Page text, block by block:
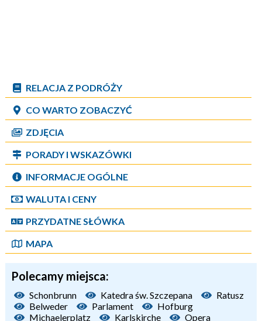
RELACJA Z PODRÓŻY
CO WARTO ZOBACZYĆ
ZDJĘCIA
PORADY I WSKAZÓWKI
INFORMACJE OGÓLNE
WALUTA I CENY
PRZYDATNE SŁÓWKA
MAPA
Polecamy miejsca:
Schonbrunn Katedra św. Szczepana
Ratusz
Belweder
Parlament
Hofburg
Michaelerplatz
Karlskirche
Opera